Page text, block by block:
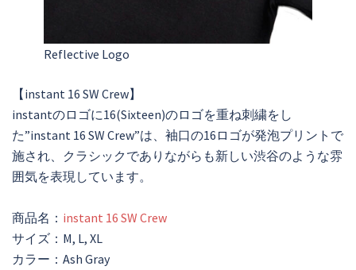
Reflective Logo
【instant 16 SW Crew】
instantのロゴに16(Sixteen)のロゴを重ね刺繍をし
た”instant 16 SW Crew”は、袖口の16ロゴが発泡プリントで
施され、クラシックでありながらも新しい渋谷のような雰
囲気を表現しています。
商品名： instant 16 SW Crew
サイズ：M, L, XL
カラー：Ash Gray